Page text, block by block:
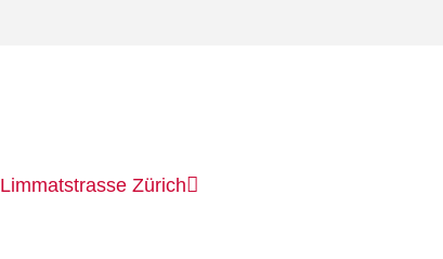
Limmatstrasse Zürich